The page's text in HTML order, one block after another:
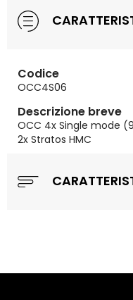
Codice
OCC4S06
Descrizione breve
OCC 4x Single mode
2x Stratos HMC